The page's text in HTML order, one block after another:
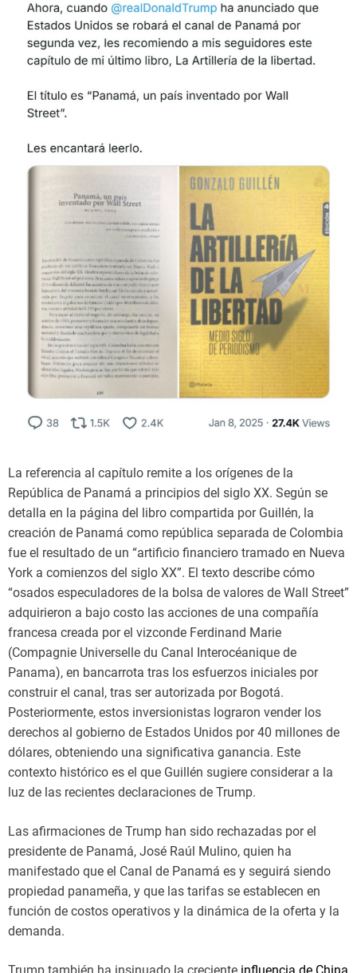
La referencia al capítulo remite a los orígenes de la
República de Panamá a principios del siglo XX. Según se
detalla en la página del libro compartida por Guillén, la
creación de Panamá como república separada de Colombia
fue el resultado de un “artificio financiero tramado en Nueva
York a comienzos del siglo XX”. El texto describe cómo
“osados especuladores de la bolsa de valores de Wall Street”
adquirieron a bajo costo las acciones de una compañía
francesa creada por el vizconde Ferdinand Marie
(Compagnie Universelle du Canal Interocéanique de
Panama), en bancarrota tras los esfuerzos iniciales por
construir el canal, tras ser autorizada por Bogotá.
Posteriormente, estos inversionistas lograron vender los
derechos al gobierno de Estados Unidos por 40 millones de
dólares, obteniendo una significativa ganancia. Este
contexto histórico es el que Guillén sugiere considerar a la
luz de las recientes declaraciones de Trump.
Las afirmaciones de Trump han sido rechazadas por el
presidente de Panamá, José Raúl Mulino, quien ha
manifestado que el Canal de Panamá es y seguirá siendo
propiedad panameña, y que las tarifas se establecen en
función de costos operativos y la dinámica de la oferta y la
demanda.